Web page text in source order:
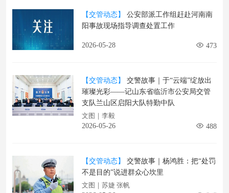
【交管动态】
公安部派工作组赶赴河南南
阳事故现场指导调查处置工作
2026-05-28 473
【交管动态】
交警故事｜于“云端”绽放出
璀璨光彩——记山东省临沂市公安局交管
支队兰山区启阳大队特勤中队
文图｜李毅
2026-05-26
488
【交管动态】
交警故事｜杨鸿胜：把“处罚
不是目的”说进群众心坎里
文图｜苏婕 张帆